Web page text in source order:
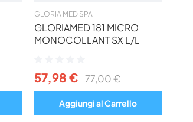
GLORIA MED SPA
GLORIAMED 181 MICRO
MONOCOLLANT SX L/L
57,98 € 77,00 €
Aggiungi al Carrello